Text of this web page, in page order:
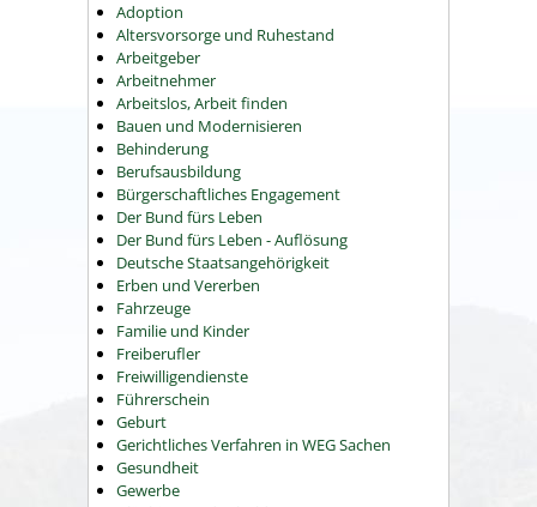
Adoption
Altersvorsorge und Ruhestand
Arbeitgeber
Arbeitnehmer
Arbeitslos, Arbeit finden
Bauen und Modernisieren
Behinderung
Berufsausbildung
Bürgerschaftliches Engagement
Der Bund fürs Leben
Der Bund fürs Leben - Auflösung
Deutsche Staatsangehörigkeit
Erben und Vererben
Fahrzeuge
Familie und Kinder
Freiberufler
Freiwilligendienste
Führerschein
Geburt
Gerichtliches Verfahren in WEG Sachen
Gesundheit
Gewerbe